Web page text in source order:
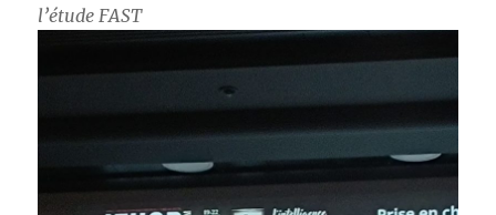
l’étude FAST